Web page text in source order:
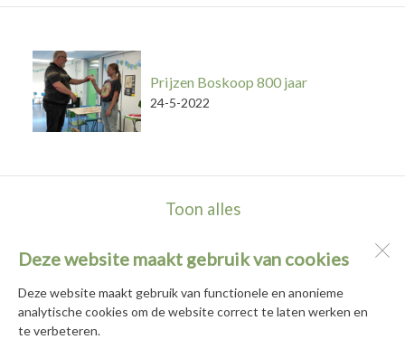
Deze website maakt gebruik van cookies
Deze website maakt gebruik van functionele en anonieme
analytische cookies om de website correct te laten werken en
te verbeteren.
Prijzen Boskoop 800 jaar
24-5-2022
Toon alles
Basisschool De Hortus
Populierenhof 2 en 10